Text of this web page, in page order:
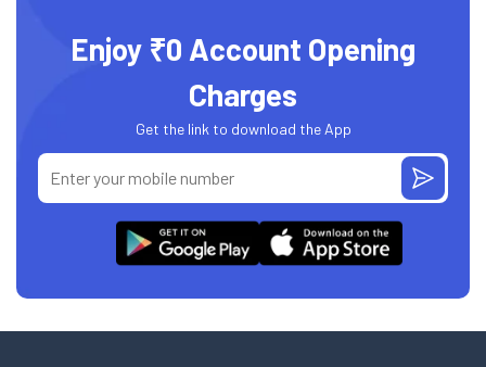
Enjoy ₹0 Account Opening
Charges
Get the link to download the App